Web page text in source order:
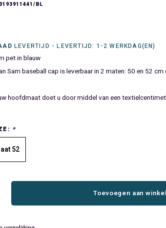
BL
LEVERTIJD - LEVERTIJD: 1-2 WERKDAG(EN)
pet in blauw
Sam baseball cap is leverbaar in 2 maten: 50 en 52
hoofdmaat doet u door middel van een
*
52
Toevoegen aan